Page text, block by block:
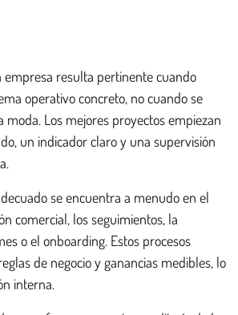
empresa resulta pertinente cuando
operativo concreto, no cuando se
moda. Los mejores proyectos empiezan
un indicador claro y una supervisión
se encuentra a menudo en el
comercial, los seguimientos, la
o el onboarding. Estos procesos
de negocio y ganancias medibles, lo
interna.